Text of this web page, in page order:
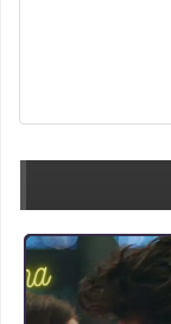
بالقصة
الرفراف مترجم,
Yali